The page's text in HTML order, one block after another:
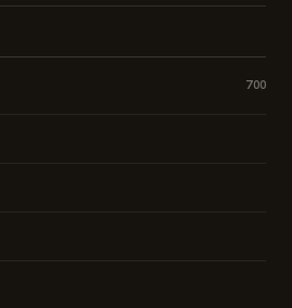
700